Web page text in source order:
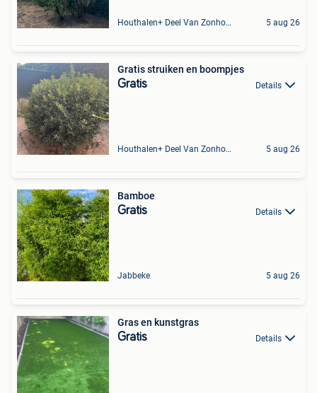
Houthalen+ Deel Van Zonhoven En Zolder 5 aug 26
Gratis struiken en boompjes
Gratis Details
Houthalen+ Deel Van Zonhoven En Zolder 5 aug 26
Bamboe
Gratis Details
Jabbeke 5 aug 26
Gras en kunstgras
Gratis Details